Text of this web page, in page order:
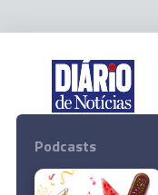
Podcasts